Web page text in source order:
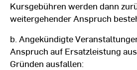
Kursgebühren werden dann
weitergehender Anspruch
b. Angekündigte
Anspruch auf Ersatzleistung
Gründen ausfallen: